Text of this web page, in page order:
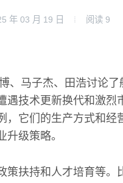
年 03 月 19 日 阅读 9
、马子杰、田浩讨论
遇技术更新换代和激烈
，它们的生产方式和经
级策略。
策扶持和人才培育等。